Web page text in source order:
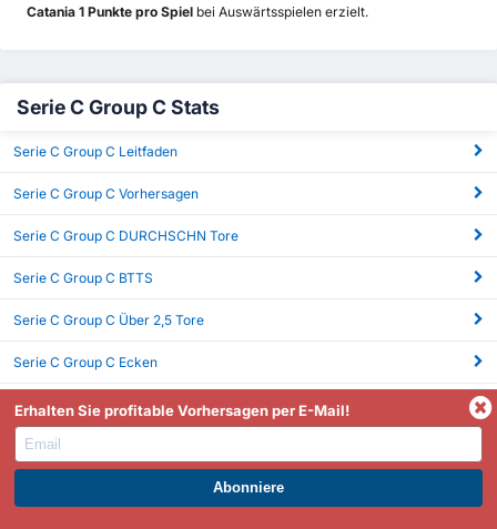
Catania 1 Punkte pro Spiel bei Auswärtsspielen erzielt.
Serie C Group C Stats
Serie C Group C Leitfaden
Serie C Group C Vorhersagen
Serie C Group C DURCHSCHN Tore
Serie C Group C BTTS
Serie C Group C Über 2,5 Tore
Serie C Group C Ecken
Serie C Group C xG
WERDEN SIE PREMIUM UND PROFITIEREN SIE JETZT.
Erhalten Sie profitable Vorhersagen per E-Mail!